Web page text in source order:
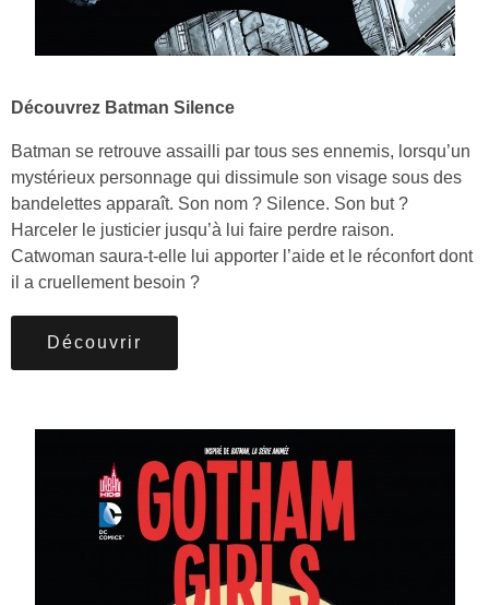
Découvrez Batman Silence
Batman se retrouve assailli par tous ses ennemis, lorsqu’un
mystérieux personnage qui dissimule son visage sous des
bandelettes apparaît. Son nom ? Silence. Son but ?
Harceler le justicier jusqu’à lui faire perdre raison.
Catwoman saura-t-elle lui apporter l’aide et le réconfort dont
il a cruellement besoin ?
Découvrir